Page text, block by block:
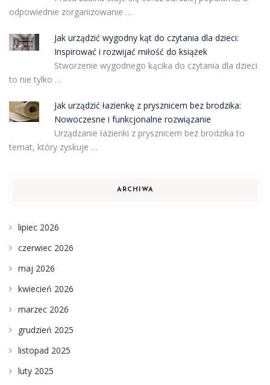
odpowiednie zorganizowanie …
Jak urządzić wygodny kąt do czytania dla dzieci:
Inspirować i rozwijać miłość do książek
Stworzenie wygodnego kącika do czytania dla dzieci
to nie tylko …
Jak urządzić łazienkę z prysznicem bez brodzika:
Nowoczesne i funkcjonalne rozwiązanie
Urządzanie łazienki z prysznicem bez brodzika to
temat, który zyskuje …
ARCHIWA
lipiec 2026
czerwiec 2026
maj 2026
kwiecień 2026
marzec 2026
grudzień 2025
listopad 2025
luty 2025